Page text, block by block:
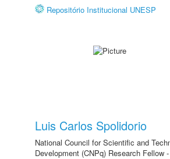
Repositório Institucional UNESP
Luis Carlos Spolidorio
National Council for Scientific and
Development (CNPq) Research Fellow